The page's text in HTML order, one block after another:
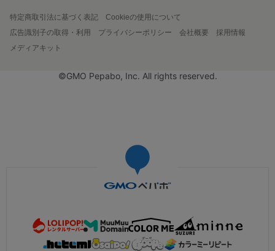
特定商取引法に基づく表記
Cookieの使用について
広告識別子の取得・利用
プライバシーポリシー 会社概要
採用情報
メディアキット
©GMO Pepabo, Inc. All rights reserved.